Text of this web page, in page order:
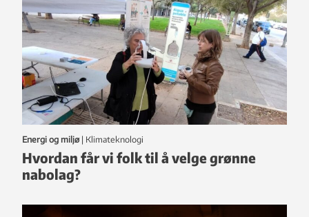
Energi og miljø | klimateknologi
Hvordan får vi folk til å velge grønne
nabolag?